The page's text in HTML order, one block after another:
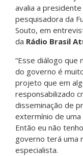
avalia a
pesquisadora da
Souto, em
da Rádio Brasil
“Esse diálogo
do governo é
projeto que em
responsabilizado
disseminação de
extermínio de
Então eu não
governo terá uma
especialista.